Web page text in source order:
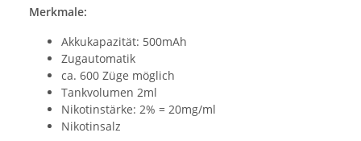
Merkmale:
Akkukapazität: 500mAh
Zugautomatik
ca. 600 Züge möglich
Tankvolumen 2ml
Nikotinstärke: 2% = 20mg/ml
Nikotinsalz